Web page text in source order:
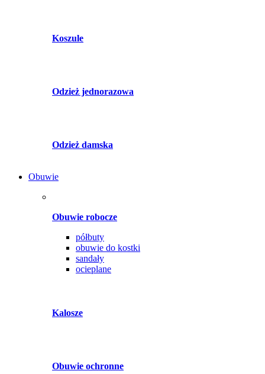
Koszule
Odzież jednorazowa
Odzież damska
Obuwie
Obuwie robocze
półbuty
obuwie do kostki
sandały
ocieplane
Kalosze
Obuwie ochronne